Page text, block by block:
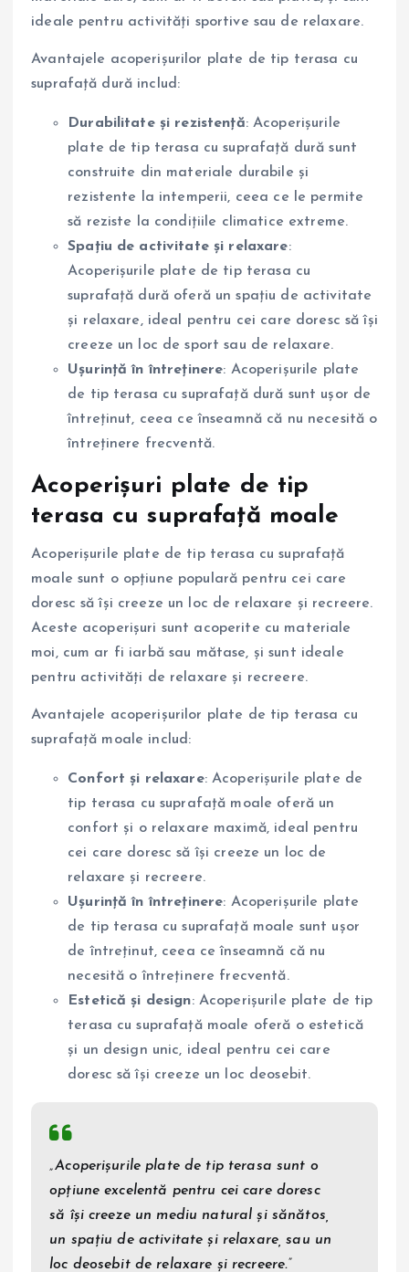
ideale pentru activități sportive sau de relaxare.
Avantajele acoperișurilor plate de tip terasa cu
suprafață dură includ:
Durabilitate și rezistență: Acoperișurile
plate de tip terasa cu suprafață dură sunt
construite din materiale durabile și
rezistente la intemperii, ceea ce le permite
să reziste la condițiile climatice extreme.
Spațiu de activitate și relaxare:
Acoperișurile plate de tip terasa cu
suprafață dură oferă un spațiu de activitate
și relaxare, ideal pentru cei care doresc să își
creeze un loc de sport sau de relaxare.
Ușurință în întreținere: Acoperișurile plate
de tip terasa cu suprafață dură sunt ușor de
întreținut, ceea ce înseamnă că nu necesită o
întreținere frecventă.
Acoperișuri plate de tip
terasa cu suprafață moale
Acoperișurile plate de tip terasa cu suprafață
moale sunt o opțiune populară pentru cei care
doresc să își creeze un loc de relaxare și recreere.
Aceste acoperișuri sunt acoperite cu materiale
moi, cum ar fi iarbă sau mătase, și sunt ideale
pentru activități de relaxare și recreere.
Avantajele acoperișurilor plate de tip terasa cu
suprafață moale includ:
Confort și relaxare: Acoperișurile plate de
tip terasa cu suprafață moale oferă un
confort și o relaxare maximă, ideal pentru
cei care doresc să își creeze un loc de
relaxare și recreere.
Ușurință în întreținere: Acoperișurile plate
de tip terasa cu suprafață moale sunt ușor
de întreținut, ceea ce înseamnă că nu
necesită o întreținere frecventă.
Estetică și design: Acoperișurile plate de tip
terasa cu suprafață moale oferă o estetică
și un design unic, ideal pentru cei care
doresc să își creeze un loc deosebit.
„Acoperișurile plate de tip terasa sunt o
opțiune excelentă pentru cei care doresc
să își creeze un mediu natural și sănătos,
un spațiu de activitate și relaxare, sau un
loc deosebit de relaxare și recreere.”